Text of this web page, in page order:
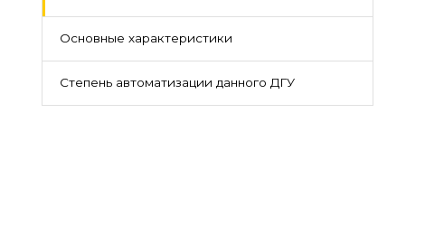
Основные характеристики
Степень автоматизации данного ДГУ